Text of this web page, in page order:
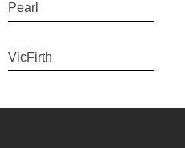
Pearl
VicFirth